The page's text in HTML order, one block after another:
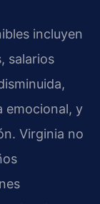
incluyen
salarios
emocional, y
Virginia no